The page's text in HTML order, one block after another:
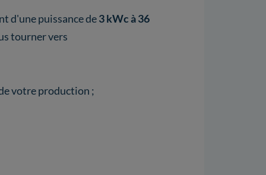
d'une puissance de3 kWc à 36
tourner vers
votre production ;